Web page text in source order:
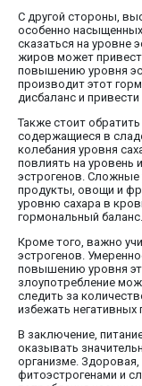
С другой стороны,
особенно
сказаться на уровне
жиров может
повышению уровня
производит этот
дисбаланс и
Также стоит
содержащиеся в
колебания уровня
повлиять на уровень
эстрогенов. Сложные
продукты, овощи и
уровню сахара в
гормональный баланс.
Кроме того, важно
эстрогенов.
повышению уровня
злоупотребление
следить за
избежать
В заключение,
оказывать
организме. Здоровая,
фитоэстрогенами и